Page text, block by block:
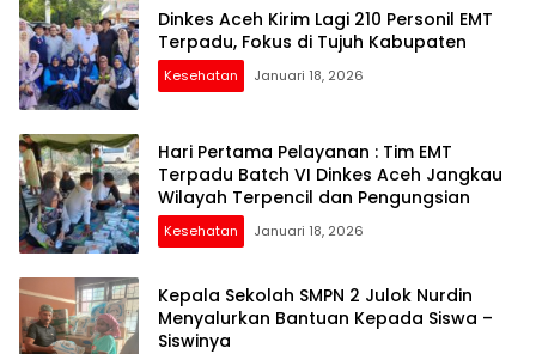
Dinkes Aceh Kirim Lagi 210 Personil EMT
Terpadu, Fokus di Tujuh Kabupaten
Kesehatan Januari 18, 2026
Hari Pertama Pelayanan : Tim EMT
Terpadu Batch VI Dinkes Aceh Jangkau
Wilayah Terpencil dan Pengungsian
Kesehatan Januari 18, 2026
Kepala Sekolah SMPN 2 Julok Nurdin
Menyalurkan Bantuan Kepada Siswa –
Siswinya